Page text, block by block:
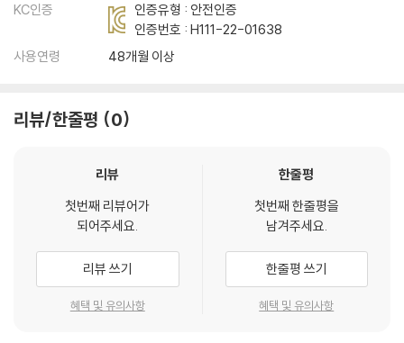
KC인증
인증유형 : 안전인증
인증번호 :H111-22-01638
사용연령
48개월 이상
리뷰/한줄평 0
리뷰
첫번째 리뷰어가
되어주세요.
리뷰 쓰기
혜택 및 유의사항
한줄평
첫번째 한줄평을
남겨주세요.
한줄평 쓰기
혜택 및 유의사항